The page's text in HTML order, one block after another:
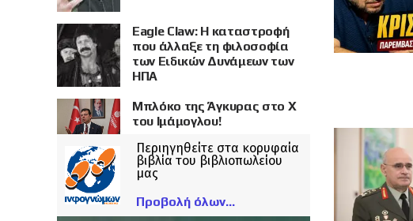
Eagle Claw: Η καταστροφή
που άλλαξε τη φιλοσοφία
των Ειδικών Δυνάμεων των
ΗΠΑ
Μπλόκο της Άγκυρας στο X
του Ιμάμογλου!
Περιηγηθείτε στα κορυφαία
βιβλία του βιβλιοπωλείου
μας
Προβολή όλων